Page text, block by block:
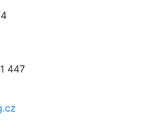
447